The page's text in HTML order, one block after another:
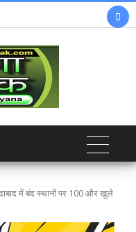

में बंद स्थानों पर 100 और खुले